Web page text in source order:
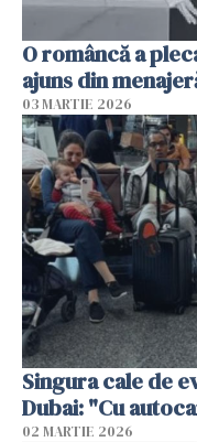
O româncă a
ajuns din
03 MARTIE 2026
Singura cale de
Dubai: "Cu
02 MARTIE 2026